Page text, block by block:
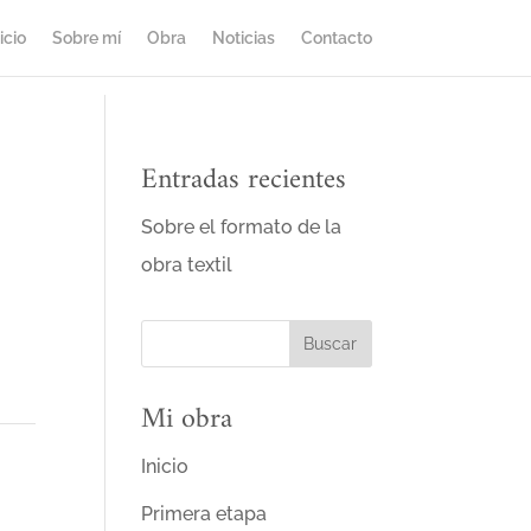
Sobre mí Obra Noticias Contacto
Entradas recientes
Sobre el formato de la
obra textil
Mi obra
Inicio
Primera etapa